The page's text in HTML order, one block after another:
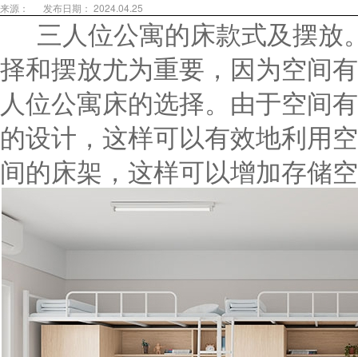
来源： 发布日期： 2024.04.25
三人位公寓的床款式及摆放
择和摆放尤为重要，因为空间
人位公寓床的选择。由于空间
的设计，这样可以有效地利用
间的床架，这样可以增加存储